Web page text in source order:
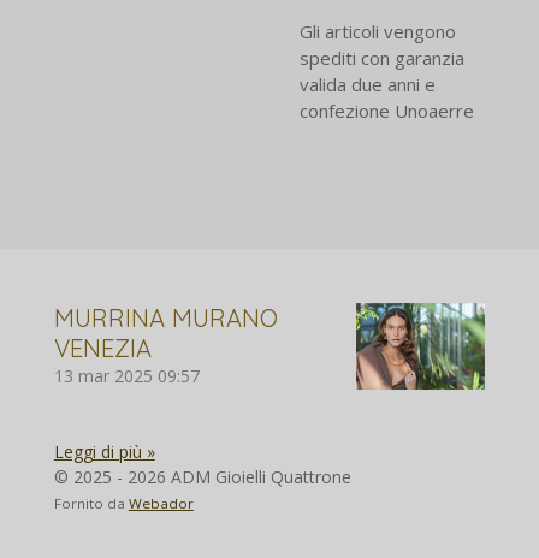
Gli articoli vengono
spediti con garanzia
valida due anni e
confezione Unoaerre
MURRINA MURANO
VENEZIA
13 mar 2025 09:57
Leggi di più »
© 2025 - 2026 ADM Gioielli Quattrone
Fornito da Webador